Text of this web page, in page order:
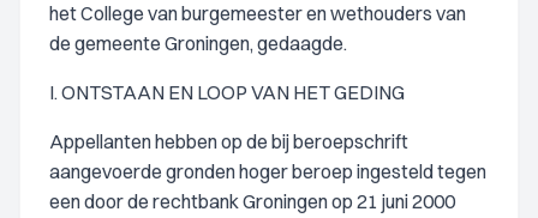
het College van burgemeester en wethouders van
de gemeente Groningen, gedaagde.
I. ONTSTAAN EN LOOP VAN HET GEDING
Appellanten hebben op de bij beroepschrift
aangevoerde gronden hoger beroep ingesteld tegen
een door de rechtbank Groningen op 21 juni 2000